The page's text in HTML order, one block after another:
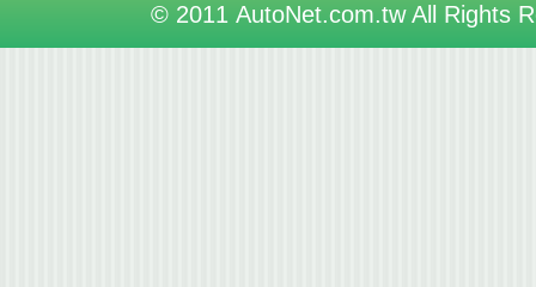
© 2011 AutoNet.com.tw All Rights